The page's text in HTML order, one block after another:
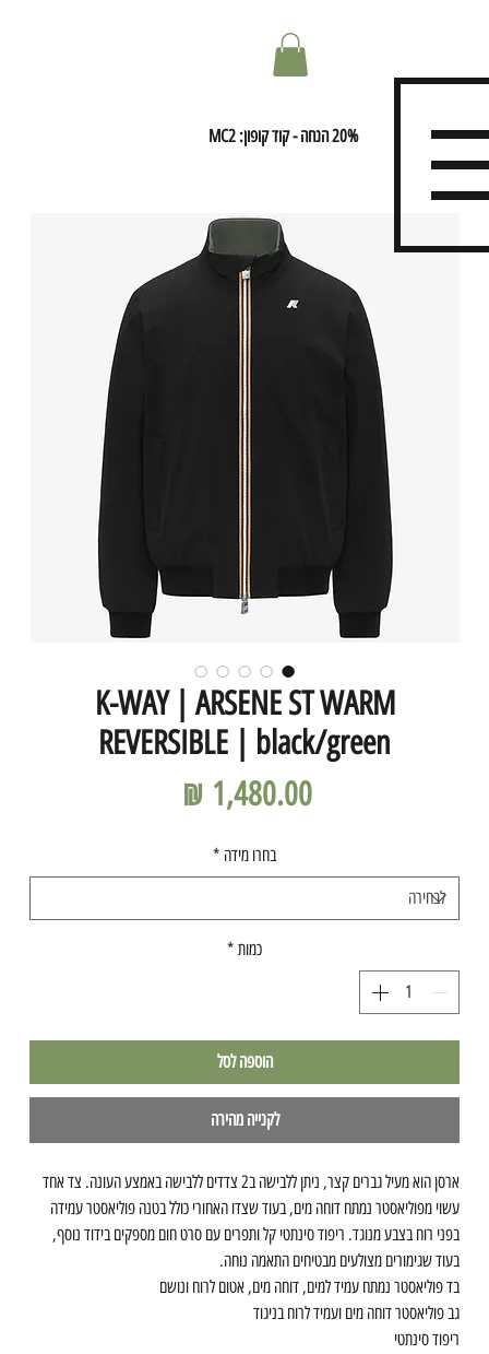
K-WAY | ARSENE ST WARM
REVERSIBLE | black/green
בחרו מידה *
כמות *
הוספה לסל
לקנייה מהירה
ארסן הוא מעיל גברים קצר, ניתן ללבישה ב2 צדדים ללבישה באמצע העונה. צד אחד
עשוי מפוליאסטר נמתח דוחה מים, בעוד שצדו האחורי כולל בטנה פוליאסטר עמידה
בפני רוח בצבע מנוגד. ריפוד סינתטי קל ותפרים עם סרט חום מספקים בידוד נוסף,
בעוד שגימורים מצולעים מבטיחים התאמה נוחה.
בד פוליאסטר נמתח עמיד למים, דוחה מים, אטום לרוח ונושם
גב פוליאסטר דוחה מים ועמיד לרוח בניגוד
ריפוד סינתטי
20% הנחה - קוד קופון: MC2